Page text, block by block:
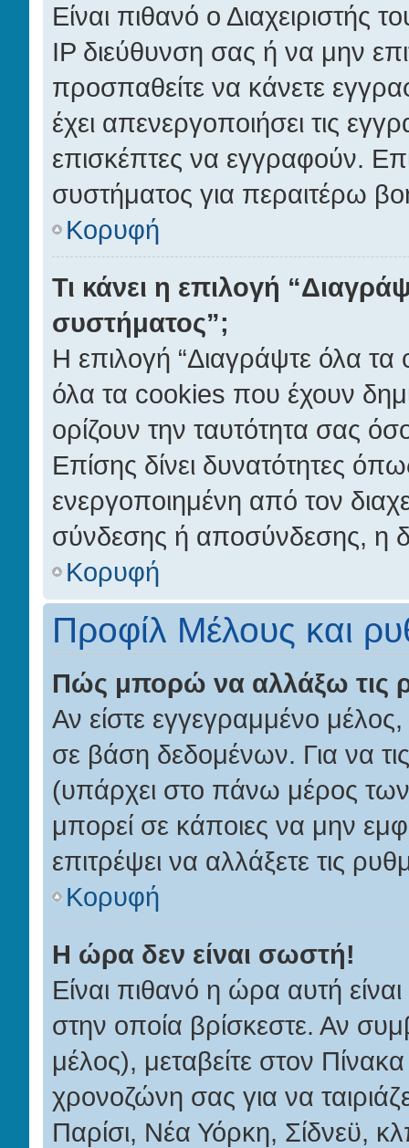
Είναι πιθανό ο Διαχειριστής
IP διεύθυνση σας ή να μην
προσπαθείτε να κάνετε
έχει απενεργοποιήσει τις
επισκέπτες να εγγραφούν.
συστήματος για περαιτέρω
Κορυφή
Τι κάνει η επιλογή
συστήματος”;
Η επιλογή “Διαγράψτε όλα τα
όλα τα cookies που έχουν
ορίζουν την ταυτότητα σας
Επίσης δίνει δυνατότητες
ενεργοποιημένη από τον
σύνδεσης ή αποσύνδεσης, η
Κορυφή
Προφίλ Μέλους και
Πώς μπορώ να αλλάξω τις
Αν είστε εγγεγραμμένο
σε βάση δεδομένων. Για να
(υπάρχει στο πάνω μέρος
μπορεί σε κάποιες να μην
επιτρέψει να αλλάξετε τις
Κορυφή
Η ώρα δεν είναι σωστή!
Είναι πιθανό η ώρα αυτή
στην οποία βρίσκεστε. Αν
μέλος), μεταβείτε στον
χρονοζώνη σας για να
Παρίσι, Νέα Υόρκη, Σίδνεϋ,